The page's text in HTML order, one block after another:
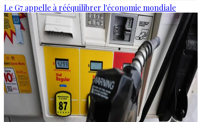
Le G7 appelle à rééquilibrer l'économie mondiale